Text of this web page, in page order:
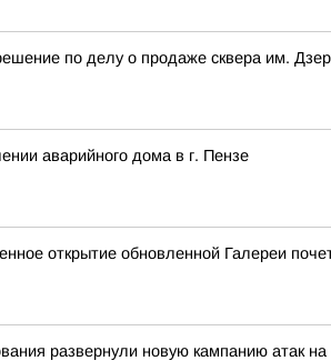
по делу о продаже сквера им.
аварийного дома в г. Пензе
открытие обновленной Галереи
развернули новую кампанию атак на